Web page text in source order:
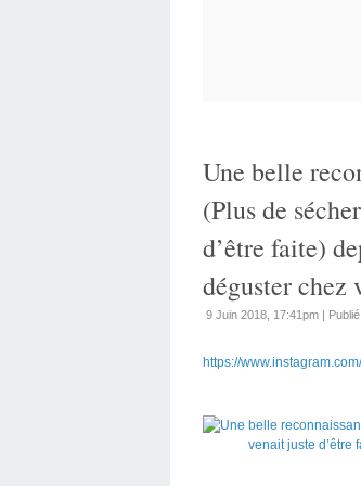
Une belle
(Plus de
d’être faite)
déguster chez
9 Juin 2018, 17:41pm |
https://